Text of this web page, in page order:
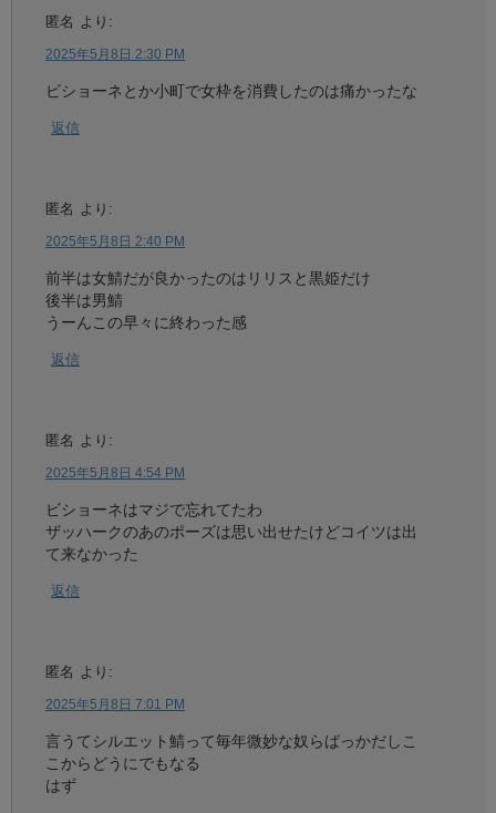
匿名 より:
2025年5月8日 2:30 PM
ビショーネとか小町で女枠を消費したのは痛かったな
返信
匿名 より:
2025年5月8日 2:40 PM
前半は女鯖だが良かったのはリリスと黒姫だけ
後半は男鯖
うーんこの早々に終わった感
返信
匿名 より:
2025年5月8日 4:54 PM
ビショーネはマジで忘れてたわ
ザッハークのあのポーズは思い出せたけどコイツは出
て来なかった
返信
匿名 より:
2025年5月8日 7:01 PM
言うてシルエット鯖って毎年微妙な奴らばっかだしこ
こからどうにでもなる
はず